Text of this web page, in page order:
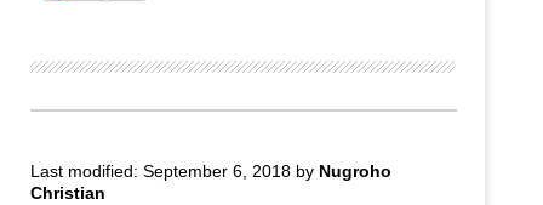
Last modified: September 6, 2018 by Nugroho
Christian